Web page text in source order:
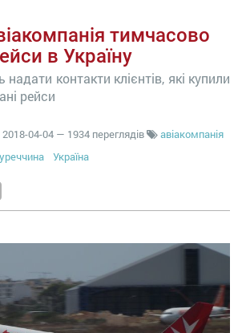
тимчасово
в Україну
контакти клієнтів, які купили
рейси
2018-04-04 — 1934 переглядів
авіакомпанія
Україна